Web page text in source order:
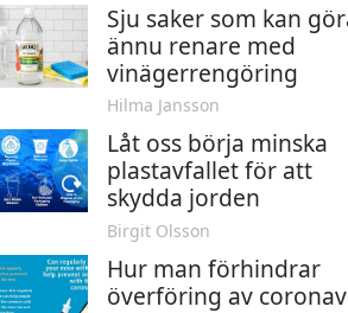
Sju saker som kan
ännu renare med
vinägerrengöring
Hilma Jansson
Låt oss börja minska
plastavfallet för att
skydda jorden
Birgit Olsson
Hur man förhindrar
överföring av